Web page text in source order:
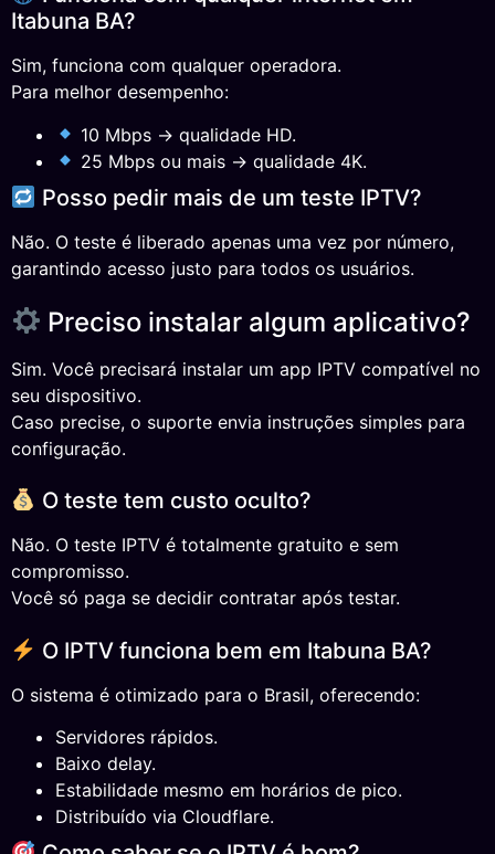
Itabuna BA?
Sim, funciona com qualquer operadora.
Para melhor desempenho:
10 Mbps → qualidade HD.
25 Mbps ou mais → qualidade 4K.
Posso pedir mais de um teste IPTV?
Não. O teste é liberado apenas uma vez por número,
garantindo acesso justo para todos os usuários.
Preciso instalar algum aplicativo?
Sim. Você precisará instalar um app IPTV compatível no
seu dispositivo.
Caso precise, o suporte envia instruções simples para
configuração.
O teste tem custo oculto?
Não. O teste IPTV é totalmente gratuito e sem
compromisso.
Você só paga se decidir contratar após testar.
O IPTV funciona bem em Itabuna BA?
O sistema é otimizado para o Brasil, oferecendo:
Servidores rápidos.
Baixo delay.
Estabilidade mesmo em horários de pico.
Distribuído via Cloudflare.